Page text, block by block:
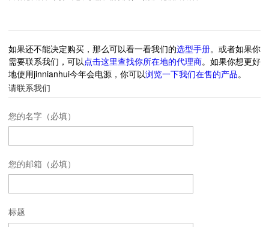
如果还不能决定购买，那么可以看一看我们的选型手册。或者如果你
需要联系我们，可以 点击这里查找你所在地的代理商。如果你想更好
地使用jinnianhui今年会电源，你可以浏览一下我们在售的产品。
请联系我们
您的名字（必填）
您的邮箱（必填）
标题